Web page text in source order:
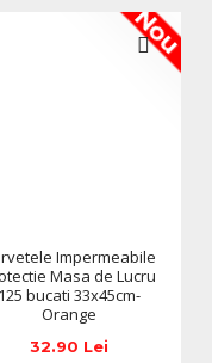
Nou
Impermeabile
Masa de Lucru
125 bucati 33x45cm-
Orange
32.90 Lei